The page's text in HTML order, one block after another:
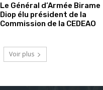
Le Général d’Armée Birame
Diop élu président de la
Commission de la CEDEAO
Voir plus